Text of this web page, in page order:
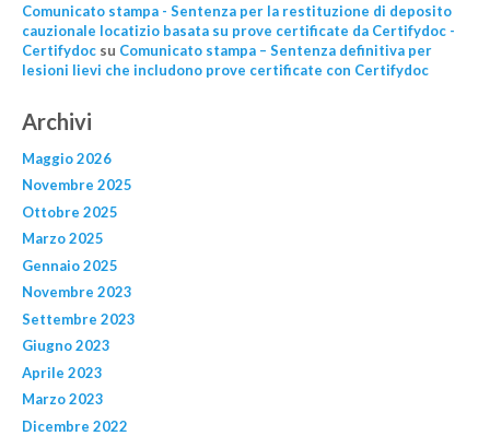
Comunicato stampa - Sentenza per la restituzione di deposito
cauzionale locatizio basata su prove certificate da Certifydoc -
Certifydocsu Comunicato stampa – Sentenza definitiva per
lesioni lievi che includono prove certificate con Certifydoc
Archivi
Maggio 2026
Novembre 2025
Ottobre 2025
Marzo 2025
Gennaio 2025
Novembre 2023
Settembre 2023
Giugno 2023
Aprile 2023
Marzo 2023
Dicembre 2022